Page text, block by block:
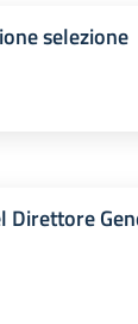
selezione
Direttore